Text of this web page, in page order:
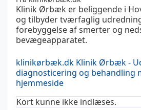
Klinik Ørbæk er beliggende i
og tilbyder tværfaglig
forebyggelse af smerter og
bevægeapparatet.
klinikørbæk.dk Klinik Ørbæk -
diagnosticering og behandling
hjemmeside
Kort kunne ikke indlæses.